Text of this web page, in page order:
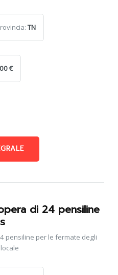
TN
€
di 24 pensiline
pensiline per le fermate degli